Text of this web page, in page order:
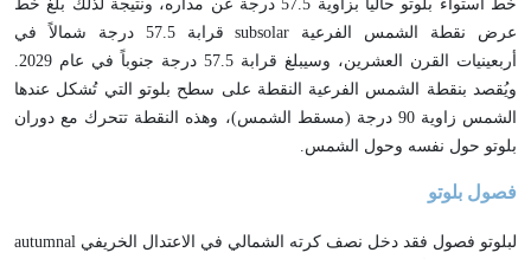
خط استواء بلوتو حالياً بزاوية 57.5 درجة عن مداره، ونتيجة لذلك بلغ خط
عرض نقطة الشمس الفرعية subsolar قرابة 57.5 درجة شمالاً في
أربعينيات القرن العشرين، وسيبلغ قرابة 57.5 درجة جنوباً في عام 2029.
ويُقصد بنقطة الشمس الفرعية النقطة على سطح بلوتو التي تُشكل عندها
الشمس زاوية 90 درجة (مسقط الشمس)، وهذه النقطة تتحرك مع دوران
بلوتو حول نفسه وحول الشمس.
فصول بلوتو
لبلوتو فصول فقد دخل نصف كرته الشمالي في الاعتدال الخريفي autumnal